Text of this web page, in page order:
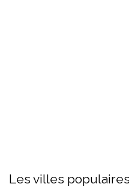
Les villes